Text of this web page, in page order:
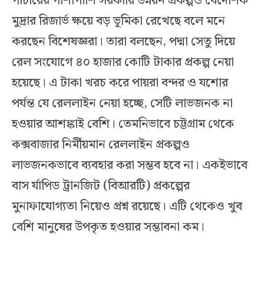
মুদ্রার রিজার্ভ ক্ষয়ে বড় ভূমিকা রেখেছে বলে মনে
করছেন বিশেষজ্ঞরা। তারা বলছেন, পদ্মা সেতু দিয়ে
রেল সংযোগে ৪০ হাজার কোটি টাকার প্রকল্প নেয়া
হয়েছে। এ টাকা খরচ করে পায়রা বন্দর ও যশোর
পর্যন্ত যে রেললাইন নেয়া হচ্ছে, সেটি লাভজনক না
হওয়ার আশঙ্কাই বেশি। তেমনিভাবে চট্টগ্রাম থেকে
কক্সবাজার নির্মীয়মান রেললাইন প্রকল্পও
লাভজনকভাবে ব্যবহার করা সম্ভব হবে না। একইভাবে
বাস র্যাপিড ট্রানজিট (বিআরটি) প্রকল্পের
মুনাফাযোগ্যতা নিয়েও প্রশ্ন রয়েছে। এটি থেকেও খুব
বেশি মানুষের উপকৃত হওয়ার সম্ভাবনা কম।